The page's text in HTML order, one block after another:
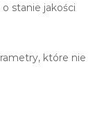
stanie jakości
które nie